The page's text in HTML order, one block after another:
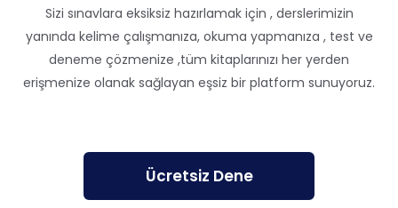
Sizi sınavlara eksiksiz hazırlamak için , derslerimizin
yanında kelime çalışmanıza, okuma yapmanıza , test ve
deneme çözmenize ,tüm kitaplarınızı her yerden
erişmenize olanak sağlayan eşsiz bir platform sunuyoruz.
Ücretsiz Dene